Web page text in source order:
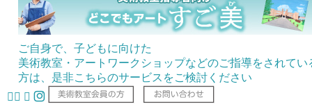
ご自身で、子どもに向けた
美術教室・アートワークショップなどのご指導をされてい
方は、是非こちらのサービスをご検討ください